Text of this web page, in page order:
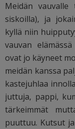
Meidän
siskoilla), ja
kyllä niin
vauvan
ovat jo käyneet
meidän kanssa
kastejuhlaa
juttuja, pappi,
tärkeimmät
puuttuu. Kutsut